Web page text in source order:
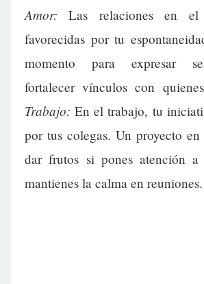
Amor: Las relaciones en
favorecidas por tu
momento para expresar
fortalecer vínculos con
Trabajo: En el trabajo, tu
por tus colegas. Un proyecto en
dar frutos si pones atención
mantienes la calma en reuniones.